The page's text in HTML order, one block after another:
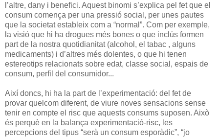
l’altre, dany i benefici. Aquest binomi s’explica pel fet que el
consum comença per una pressió social, per unes pautes
que la societat estableix com a “normal”. Com per exemple,
la visió que hi ha drogues més bones o que inclús formen
part de la nostra quotidianitat (alcohol, el tabac , alguns
medicaments) i d’altres més dolentes, o que hi tenen
estereotips relacionats sobre edat, classe social, espais de
consum, perfil del consumidor...
Així doncs, hi ha la part de l’experimentació: del fet de
provar quelcom diferent, de viure noves sensacions sense
tenir en compte el risc que aquests consums suposen. Això
és perquè en la balança experimentació-risc, les
percepcions del tipus “serà un consum esporàdic”, “jo